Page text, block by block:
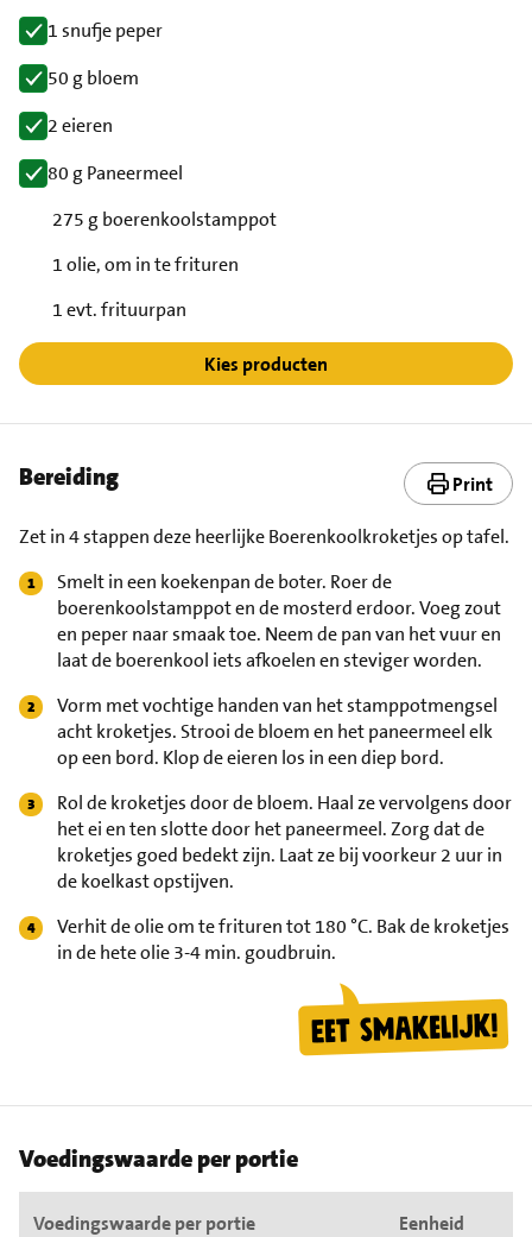
1 snufje peper
50 g bloem
2 eieren
80 g Paneermeel
275 g boerenkoolstamppot
1 olie, om in te frituren
1 evt. frituurpan
Kies producten
Bereiding Print
Zet in 4 stappen deze heerlijke Boerenkoolkroketjes op tafel.
Smelt in een koekenpan de boter. Roer de
boerenkoolstamppot en de mosterd erdoor. Voeg zout
en peper naar smaak toe. Neem de pan van het vuur en
laat de boerenkool iets afkoelen en steviger worden.
Vorm met vochtige handen van het stamppotmengsel
acht kroketjes. Strooi de bloem en het paneermeel elk
op een bord. Klop de eieren los in een diep bord.
Rol de kroketjes door de bloem. Haal ze vervolgens door
het ei en ten slotte door het paneermeel. Zorg dat de
kroketjes goed bedekt zijn. Laat ze bij voorkeur 2 uur in
de koelkast opstijven.
Verhit de olie om te frituren tot 180 °C. Bak de kroketjes
in de hete olie 3-4 min. goudbruin.
Voedingswaarde per portie
Voedingswaarde per portie Eenheid